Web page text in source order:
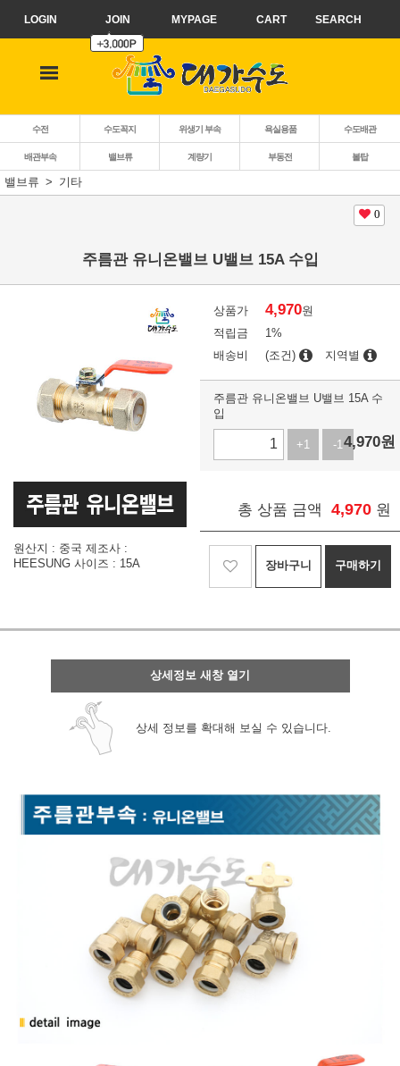
LOGIN JOIN MYPAGE CART SEARCH
수전 수도꼭지 위생기 부속 욕실용품 수도배관
배관부속 밸브류 계량기 부동전
볼탑
밸브류
기타
0
주름관 유니온밸브 U밸브 15A 수입
원산지 : 중국 제조사 :
HEESUNG 사이즈 : 15A
상품가 4,970원
적립금
1%
배송비
(조건) 지역별
주름관 유니온밸브 U밸브 15A 수
입
+1 -1 4,970원
총 상품 금액 4,970 원
장바구니 구매하기
상세정보 새창 열기
상세 정보를 확대해 보실 수 있습니다.